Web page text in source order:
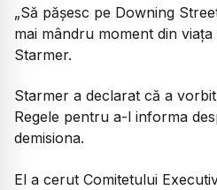
„Să pășesc pe Downing
mai mândru moment din viața
Starmer.
Starmer a declarat că a
Regele pentru a-l informa
demisiona.
El a cerut Comitetului